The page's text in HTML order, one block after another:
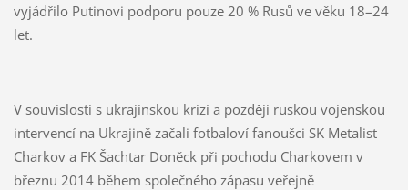
vyjádřilo Putinovi podporu pouze 20 % Rusů ve věku 18–24
let.
V souvislosti s ukrajinskou krizí a později ruskou vojenskou
intervencí na Ukrajině začali fotbaloví fanoušci SK Metalist
Charkov a FK Šachtar Doněck při pochodu Charkovem v
březnu 2014 během společného zápasu veřejně